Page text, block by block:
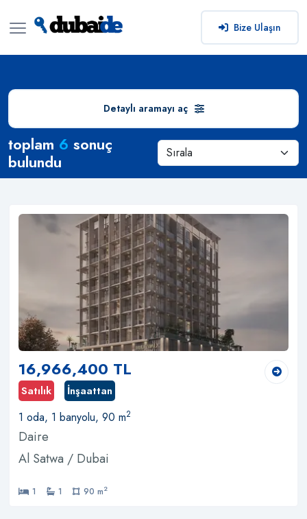
Bize Ulaşın
Arama SonuçlarıDetaylı aramayı aç
toplam 6 sonuç
bulundu
16,966,400 TL
Satılık İnşaattan
1 oda, 1 banyolu, 90 m2
Daire
Al Satwa / Dubai
1 1 90 m2